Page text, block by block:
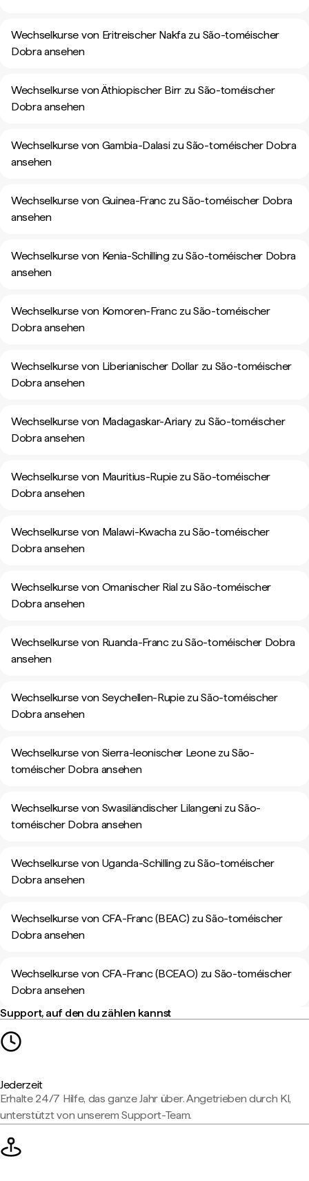
Wechselkurse von Eritreischer Nakfa zu São-toméischer
Dobra ansehen
Wechselkurse von Äthiopischer Birr zu São-toméischer
Dobra ansehen
Wechselkurse von Gambia-Dalasi zu São-toméischer Dobra
ansehen
Wechselkurse von Guinea-Franc zu São-toméischer Dobra
ansehen
Wechselkurse von Kenia-Schilling zu São-toméischer Dobra
ansehen
Wechselkurse von Komoren-Franc zu São-toméischer
Dobra ansehen
Wechselkurse von Liberianischer Dollar zu São-toméischer
Dobra ansehen
Wechselkurse von Madagaskar-Ariary zu São-toméischer
Dobra ansehen
Wechselkurse von Mauritius-Rupie zu São-toméischer
Dobra ansehen
Wechselkurse von Malawi-Kwacha zu São-toméischer
Dobra ansehen
Wechselkurse von Omanischer Rial zu São-toméischer
Dobra ansehen
Wechselkurse von Ruanda-Franc zu São-toméischer Dobra
ansehen
Wechselkurse von Seychellen-Rupie zu São-toméischer
Dobra ansehen
Wechselkurse von Sierra-leonischer Leone zu São-
toméischer Dobra ansehen
Wechselkurse von Swasiländischer Lilangeni zu São-
toméischer Dobra ansehen
Wechselkurse von Uganda-Schilling zu São-toméischer
Dobra ansehen
Wechselkurse von CFA-Franc (BEAC) zu São-toméischer
Dobra ansehen
Wechselkurse von CFA-Franc (BCEAO) zu São-toméischer
Dobra ansehen
Support, auf den du zählen kannst
Jederzeit
Erhalte 24/7 Hilfe, das ganze Jahr über. Angetrieben durch KI,
unterstützt von unserem Support-Team.